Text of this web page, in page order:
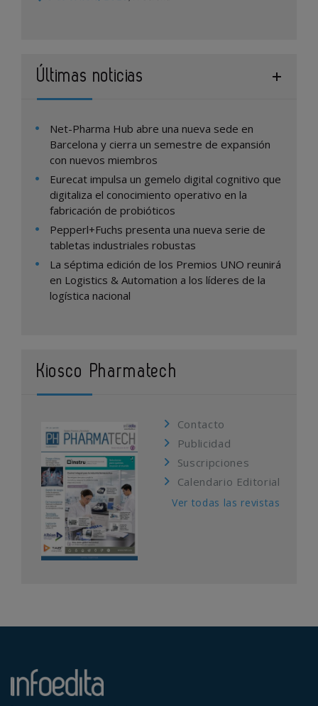
Últimas noticias
Net-Pharma Hub abre una nueva sede en
Barcelona y cierra un semestre de expansión
con nuevos miembros
Eurecat impulsa un gemelo digital cognitivo que
digitaliza el conocimiento operativo en la
fabricación de probióticos
Pepperl+Fuchs presenta una nueva serie de
tabletas industriales robustas
La séptima edición de los Premios UNO reunirá
en Logistics & Automation a los líderes de la
logística nacional
Kiosco Pharmatech
Contacto
Publicidad
Suscripciones
Calendario Editorial
Ver todas las revistas